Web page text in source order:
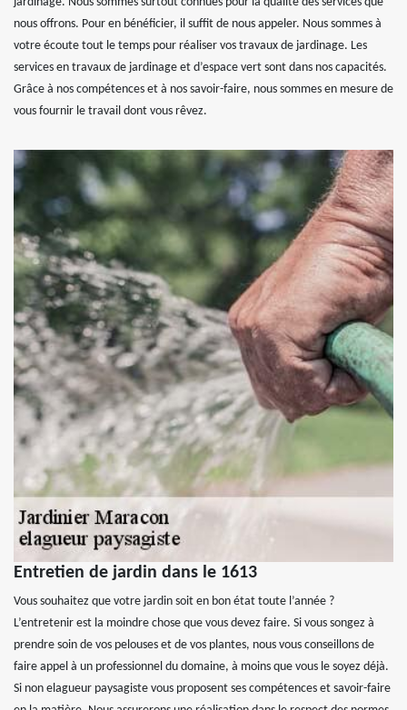
nous offrons. Pour en bénéficier, il suffit de nous appeler. Nous sommes à
votre écoute tout le temps pour réaliser vos travaux de jardinage. Les
services en travaux de jardinage et d’espace vert sont dans nos capacités.
Grâce à nos compétences et à nos savoir-faire, nous sommes en mesure de
vous fournir le travail dont vous rêvez.
Entretien de jardin dans le 1613
Vous souhaitez que votre jardin soit en bon état toute l’année ?
L’entretenir est la moindre chose que vous devez faire. Si vous songez à
prendre soin de vos pelouses et de vos plantes, nous vous conseillons de
faire appel à un professionnel du domaine, à moins que vous le soyez déjà.
Si non elagueur paysagiste vous proposent ses compétences et savoir-faire